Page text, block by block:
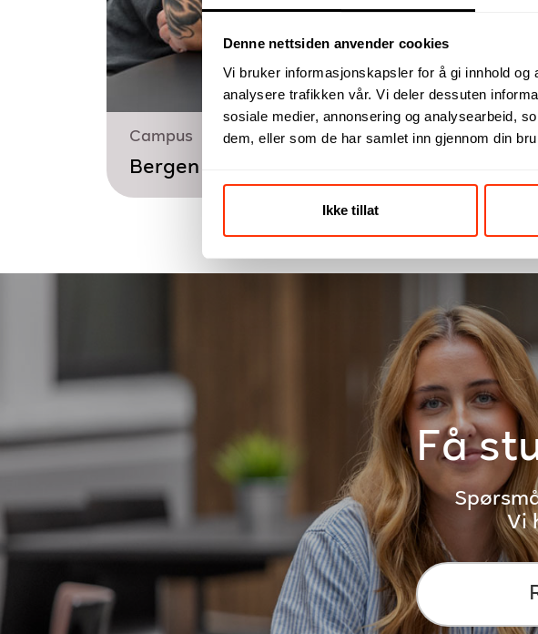
Denne nettsiden anvender cookies
Vi bruker informasjonskapsler for å gi innhold
analysere trafikken vår. Vi deler dessuten
sosiale medier, annonsering og analysearbeid,
dem, eller som de har samlet inn gjennom din
Ikke tillat
Campus
Bergen
Få
Vi